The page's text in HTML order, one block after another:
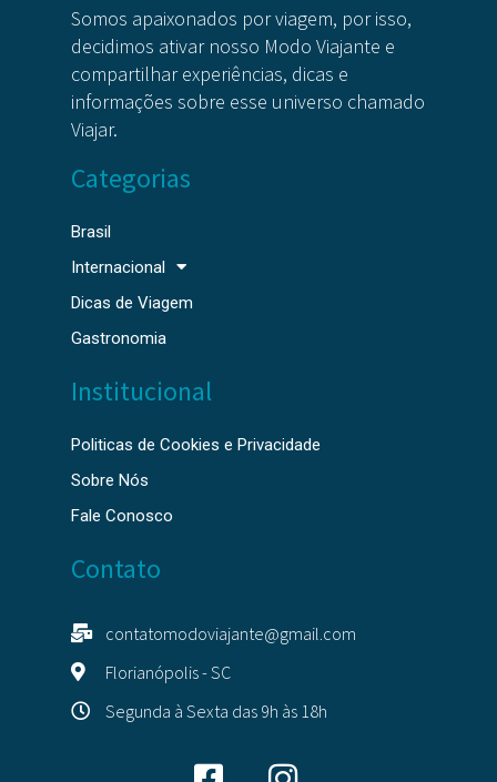
Somos apaixonados por viagem, por isso,
decidimos ativar nosso Modo Viajante e
compartilhar experiências, dicas e
informações sobre esse universo chamado
Viajar.
Categorias
Brasil
Internacional
Dicas de Viagem
Gastronomia
Institucional
Politicas de Cookies e Privacidade
Sobre Nós
Fale Conosco
Contato
contatomodoviajante@gmail.com
Florianópolis - SC
Segunda à Sexta das 9h às 18h